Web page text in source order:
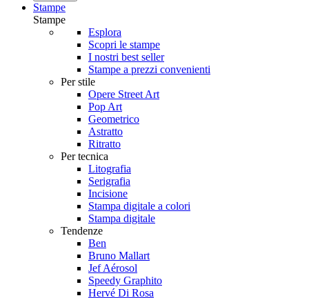
Stampe
Stampe
Esplora
Scopri le stampe
I nostri best seller
Stampe a prezzi convenienti
Per stile
Opere Street Art
Pop Art
Geometrico
Astratto
Ritratto
Per tecnica
Litografia
Serigrafia
Incisione
Stampa digitale a colori
Stampa digitale
Tendenze
Ben
Bruno Mallart
Jef Aérosol
Speedy Graphito
Hervé Di Rosa